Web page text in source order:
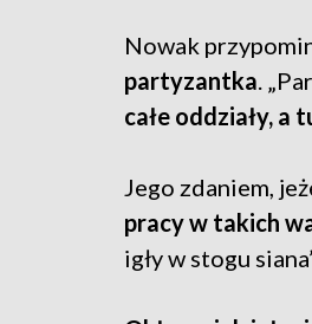
Nowak
partyzantka.
całe oddziały, a
Jego zdaniem,
pracy w takich
igły w stogu